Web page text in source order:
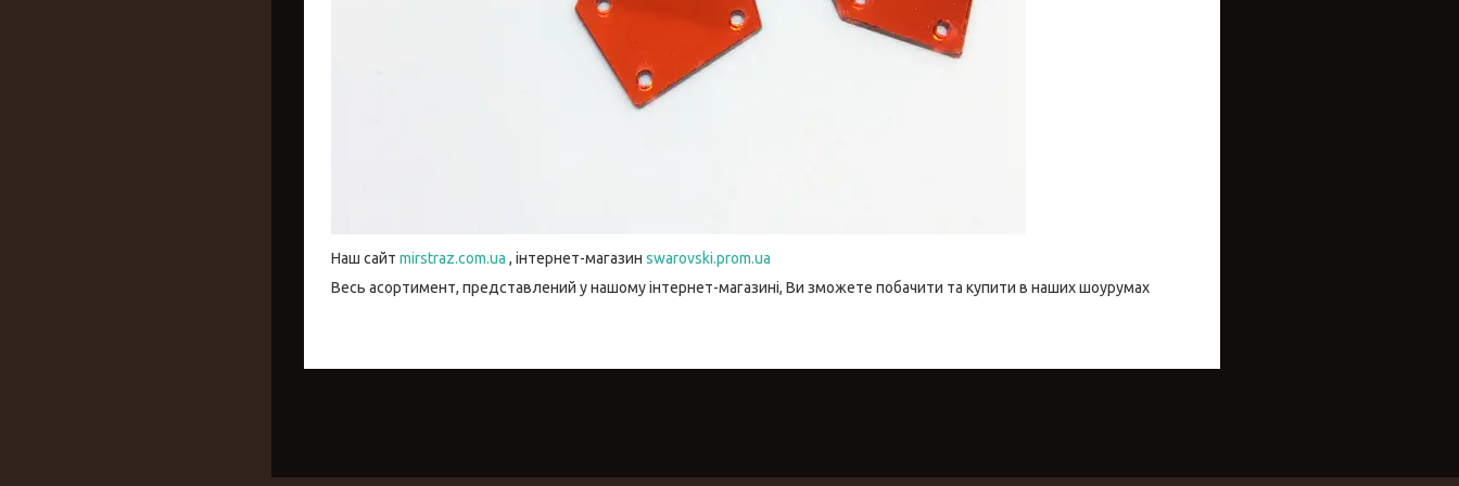
Наш сайт mirstraz.com.ua , інтернет-магазин swarovski.prom.ua
Весь асортимент, представлений у нашому інтернет-магазині, Ви зможете побачити та купити в наших шоурумах